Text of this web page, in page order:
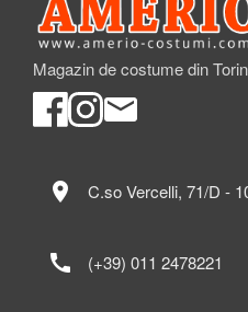
Magazin de costume din
location_on C.so Vercelli, 71/D -
call (+39) 011 2478221